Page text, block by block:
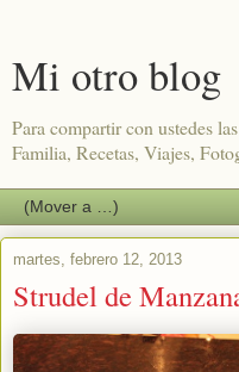
Mi otro blog
Para compartir con ustedes
Familia, Recetas, Viajes,
martes, febrero 12, 2013
Strudel de